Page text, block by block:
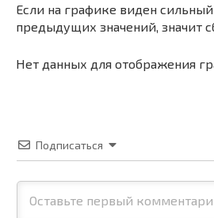
Если на графике виден
предыдущих значений, значит
Нет данных для отображения
Подписаться